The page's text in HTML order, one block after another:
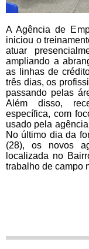
A Agência de
iniciou o
atuar
ampliando a
as linhas de
três dias, os
passando pelas
Além disso,
específica, com
usado pela
No último dia da
(28), os novos
localizada no
trabalho de campo